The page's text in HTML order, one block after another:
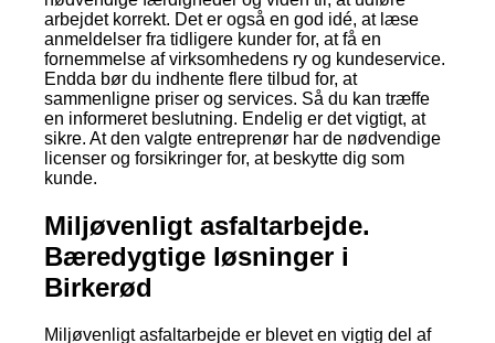
arbejdet korrekt. Det er også en god idé, at læse
anmeldelser fra tidligere kunder for, at få en
fornemmelse af virksomhedens ry og kundeservice.
Endda bør du indhente flere tilbud for, at
sammenligne priser og services. Så du kan træffe
en informeret beslutning. Endelig er det vigtigt, at
sikre. At den valgte entreprenør har de nødvendige
licenser og forsikringer for, at beskytte dig som
kunde.
Miljøvenligt asfaltarbejde.
Bæredygtige løsninger i
Birkerød
Miljøvenligt asfaltarbejde er blevet en vigtig del af